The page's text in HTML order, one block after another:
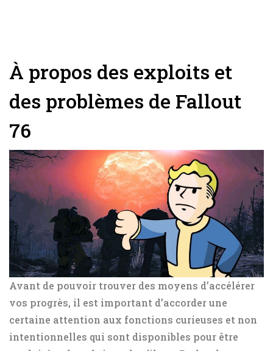
À propos des exploits et
des problèmes de Fallout
76
Avant de pouvoir trouver des moyens d’accélérer
vos progrès, il est important d’accorder une
certaine attention aux fonctions curieuses et non
intentionnelles qui sont disponibles pour être